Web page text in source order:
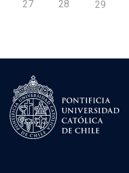
27 28 29